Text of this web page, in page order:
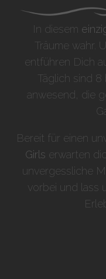
In diesem
Träume wahr.
entführen Dich
Täglich sind 8
anwesend, die
Bereit für einen
Girls erwarten
unvergessliche
vorbei und lass